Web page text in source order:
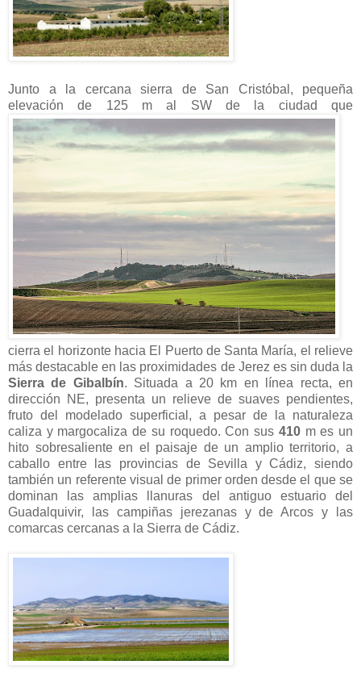
Junto a la cercana sierra de San Cristóbal, pequeña
elevación de 125 m al SW de la ciudad que
cierra el horizonte hacia El Puerto de Santa María, el relieve
más destacable en las proximidades de Jerez es sin duda la
Sierra de Gibalbín. Situada a 20 km en línea recta, en
dirección NE, presenta un relieve de suaves pendientes,
fruto del modelado superficial, a pesar de la naturaleza
caliza y margocaliza de su roquedo. Con sus 410m es un
hito sobresaliente en el paisaje de un amplio territorio, a
caballo entre las provincias de Sevilla y Cádiz, siendo
también un referente visual de primer orden desde el que se
dominan las amplias llanuras del antiguo estuario del
Guadalquivir, las campiñas jerezanas y de Arcos y las
comarcas cercanas a la Sierra de Cádiz.